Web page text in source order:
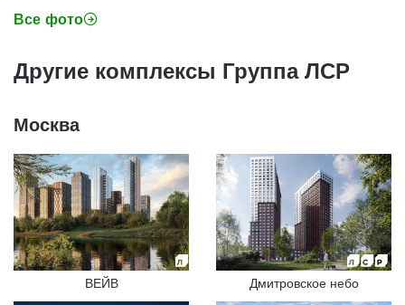
Все фото
Другие комплексы Группа ЛСР
Москва
ВЕЙВ Дмитровское небо